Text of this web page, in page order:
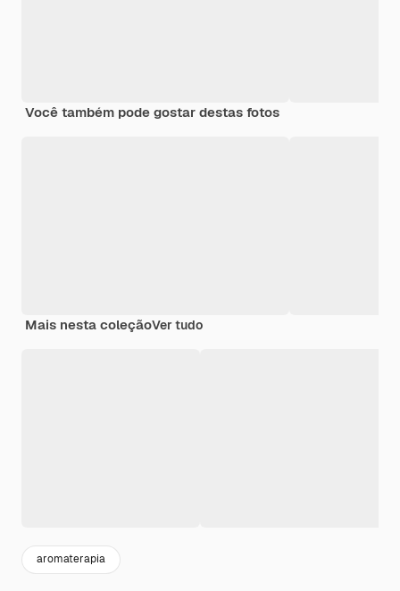
Você também pode gostar destas fotos
Mais nesta coleçãoVer tudo
aromaterapia